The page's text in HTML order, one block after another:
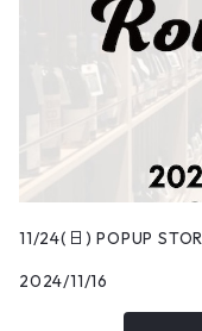
11/24(日) POPUP
2024/11/16